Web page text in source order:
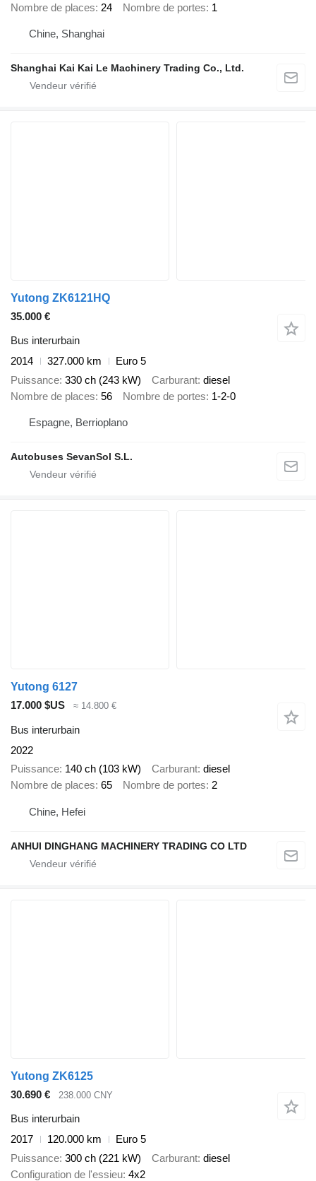
Nombre de places 24 Nombre de portes 1
Chine, Shanghai
Shanghai Kai Kai Le Machinery Trading Co., Ltd.
Yutong ZK6121HQ
35.000 €
Bus interurbain
2014
327.000 km
Euro 5
Puissance 330 ch (243 kW) Carburant diesel
Nombre de places 56 Nombre de portes 1-2-0
Espagne, Berrioplano
Autobuses SevanSol S.L.
Yutong 6127
17.000 $US
≈ 14.800 €
Bus interurbain
2022
Puissance 140 ch (103 kW) Carburant diesel
Nombre de places 65 Nombre de portes 2
Chine, Hefei
ANHUI DINGHANG MACHINERY TRADING CO LTD
Yutong ZK6125
30.690 €
238.000 CNY
Bus interurbain
2017
120.000 km
Euro 5
Puissance 300 ch (221 kW) Carburant diesel
Configuration de l'essieu 4x2